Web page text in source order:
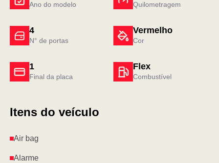
4
N° de portas
Vermelho
Cor
Ano do modelo Quilometragem
1
Final da placa
Flex
Combustível
Itens do veículo
Air bag
Alarme